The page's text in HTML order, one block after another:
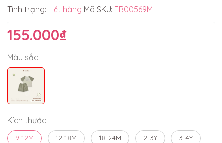
Tình trạng: Hết hàng Mã SKU: EB00569M
155.000₫
Màu sắc:
Kích thước:
9-12M 12-18M 18-24M 2-3Y 3-4Y